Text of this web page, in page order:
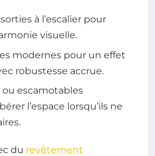
à l’escalier pour
visuelle.
modernes pour un effet
robustesse accrue.
escamotables
l’espace lorsqu’ils ne
du revêtement